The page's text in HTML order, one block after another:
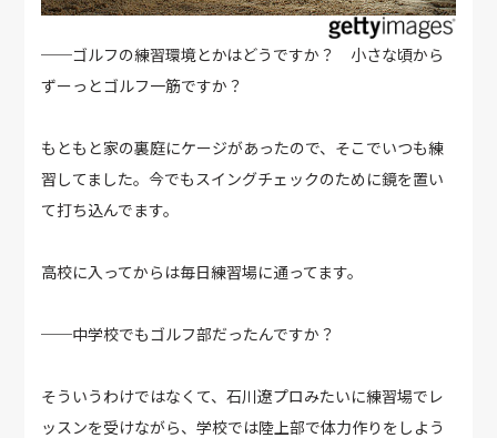
──ゴルフの練習環境とかはどうですか？ 小さな頃から
ずーっとゴルフ一筋ですか？
もともと家の裏庭にケージがあったので、そこでいつも練
習してました。今でもスイングチェックのために鏡を置い
て打ち込んでます。
高校に入ってからは毎日練習場に通ってます。
──中学校でもゴルフ部だったんですか？
そういうわけではなくて、石川遼プロみたいに練習場でレ
ッスンを受けながら、学校では陸上部で体力作りをしよう